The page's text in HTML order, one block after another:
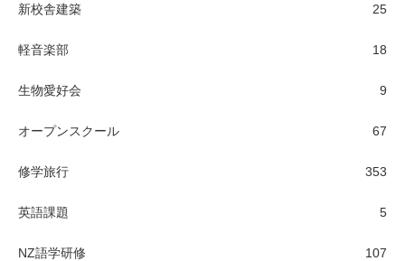
新校舎建築 25
軽音楽部 18
生物愛好会 9
オープンスクール 67
修学旅行 353
英語課題 5
NZ語学研修 107